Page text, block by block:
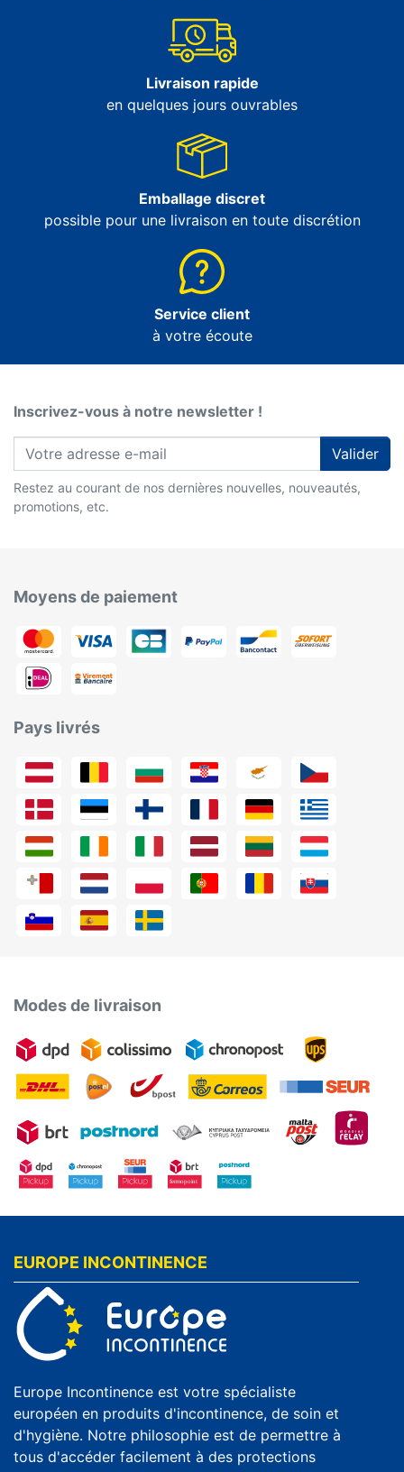
Livraison rapide
en quelques jours ouvrables
Emballage discret
possible pour une livraison en toute discrétion
Service client
à votre écoute
Inscrivez-vous à notre newsletter !
Valider
Restez au courant de nos dernières nouvelles, nouveautés,
promotions, etc.
Moyens de paiement
Pays livrés
Modes de livraison
EUROPE INCONTINENCE
Europe Incontinence est votre spécialiste
européen en produits d'incontinence, de soin et
d'hygiène. Notre philosophie est de permettre à
tous d'accéder facilement à des protections